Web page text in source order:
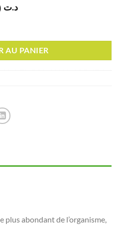
د.ت 60,000.
د.تLe
est :
AU PANIER
plus abondant de l’organisme,